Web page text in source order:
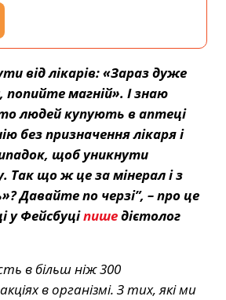
від лікарів: «Зараз дуже
магній». І знаю
людей купують в аптеці
без призначення лікаря і
щоб уникнути
Так що ж це за мінерал і з
Давайте по черзі”, – про це
у Фейсбуціпишедієтолог
в більш ніж 300
в організмі. З тих, які ми